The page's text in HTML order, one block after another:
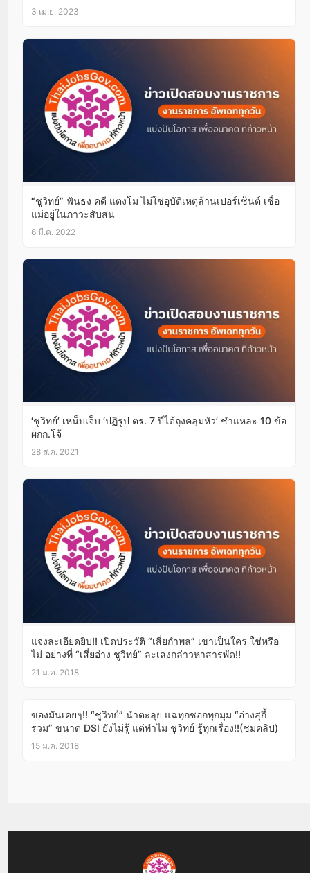
3 เม.ย. 2023
“ชูวิทย์” ฟันธง คดี แตงโม ไม่ใช่อุบัติเหตุล้านเปอร์เซ็นต์ เชื่อ
แม่อยู่ในภาวะสับสน
6 มี.ค. 2022
‘ชูวิทย์’ เหน็บเจ็บ ‘ปฏิรูป ตร. 7 ปีได้ถุงคลุมหัว’ ชำแหละ 10 ข้อ
ผกก.โจ้
28 ส.ค. 2021
แจงละเอียดยิบ!! เปิดประวัติ “เสี่ยกำพล” เขาเป็นใคร ใช่หรือ
ไม่ อย่างที่ “เสี่ยอ่าง ชูวิทย์” ละเลงกล่าวหาสารพัด!!
21 ม.ค. 2018
ของมันเคยๆ!! “ชูวิทย์” นำตะลุย แฉทุกซอกทุกมุม “อ่างสุกี้
รวม” ขนาด DSI ยังไม่รู้ แต่ทำไม ชูวิทย์ รู้ทุกเรื่อง!!(ชมคลิป)
15 ม.ค. 2018